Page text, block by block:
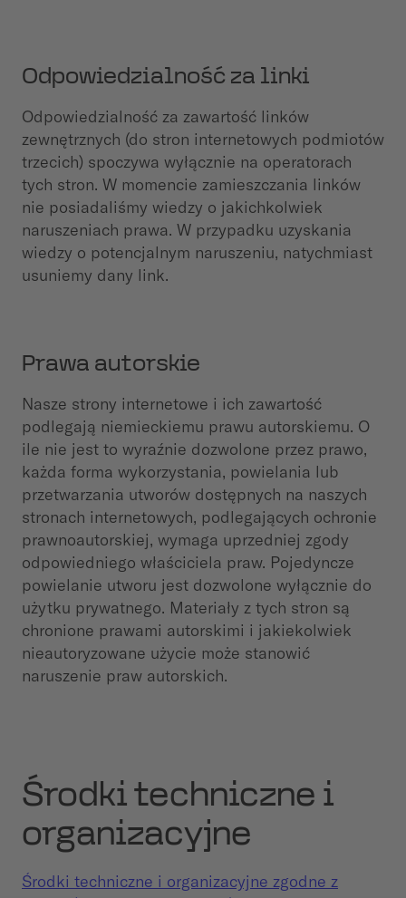
Odpowiedzialność za linki
Odpowiedzialność za zawartość linków
zewnętrznych (do stron internetowych podmiotów
trzecich) spoczywa wyłącznie na operatorach
tych stron. W momencie zamieszczania linków
nie posiadaliśmy wiedzy o jakichkolwiek
naruszeniach prawa. W przypadku uzyskania
wiedzy o potencjalnym naruszeniu, natychmiast
usuniemy dany link.
Prawa autorskie
Nasze strony internetowe i ich zawartość
podlegają niemieckiemu prawu autorskiemu. O
ile nie jest to wyraźnie dozwolone przez prawo,
każda forma wykorzystania, powielania lub
przetwarzania utworów dostępnych na naszych
stronach internetowych, podlegających ochronie
prawnoautorskiej, wymaga uprzedniej zgody
odpowiedniego właściciela praw. Pojedyncze
powielanie utworu jest dozwolone wyłącznie do
użytku prywatnego. Materiały z tych stron są
chronione prawami autorskimi i jakiekolwiek
nieautoryzowane użycie może stanowić
naruszenie praw autorskich.
Środki techniczne i
organizacyjne
Środki techniczne i organizacyjne zgodne z